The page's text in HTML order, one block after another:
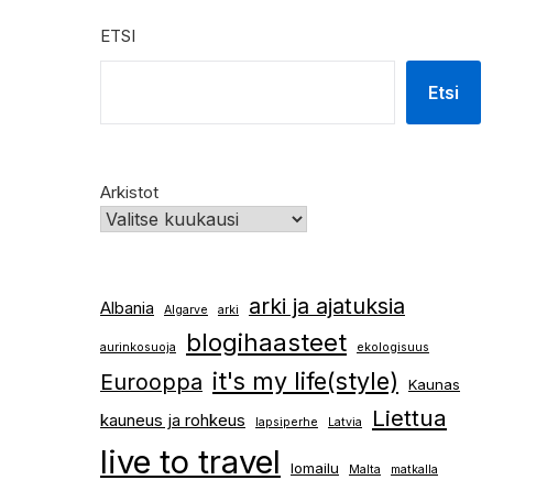
ETSI
Etsi
Arkistot
Albania Algarve arki arki ja ajatuksia
aurinkosuoja blogihaasteet ekologisuus
Eurooppa it's my life(style) Kaunas
kauneus ja rohkeus lapsiperhe Latvia Liettua
live to travel lomailu Malta matkalla